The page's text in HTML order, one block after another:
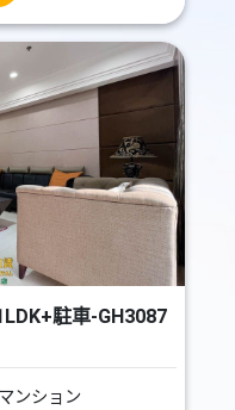
駐車-GH3087
マンション